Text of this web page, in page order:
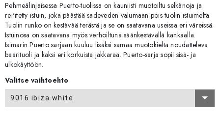
Pehmeälinjaisessa Puerto-tuolissa on kauniisti muotoiltu selkänoja ja
rei'itetty istuin, joka päästää sadeveden valumaan pois tuolin istuimelta.
Tuolin runko on kestävää terästä ja se on saatavana useissa eri väreissä.
Istuinosa on saatavana myös verhoiltuna säänkestävällä kankaalla.
Isimarin Puerto sarjaan kuuluu lisäksi samaa muotokieltä noudatteleva
baarituoli ja kaksi eri korkuista jakkaraa. Puerto-sarja sopii sisä- ja
ulkokäyttöön.
Valitse vaihtoehto
9016 ibiza white